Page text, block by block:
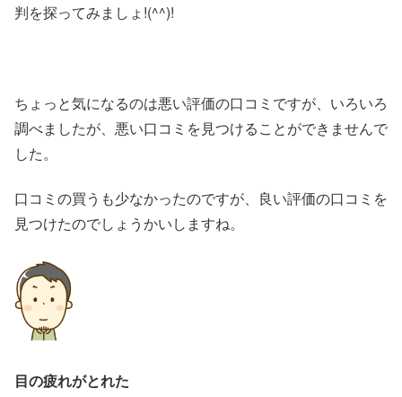
判を探ってみましょ!(^^)!
ちょっと気になるのは悪い評価の口コミですが、いろいろ
調べましたが、悪い口コミを見つけることができませんで
した。
口コミの買うも少なかったのですが、良い評価の口コミを
見つけたのでしょうかいしますね。
目の疲れがとれた